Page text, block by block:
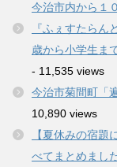
今治市内から１
『ふぇすたらん
歳から小学生ま
- 11,535 views
今治市菊間町「
10,890 views
【夏休みの宿
べてまとめました